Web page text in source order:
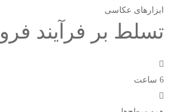
ابزارهای عکاسی
تسلط بر فرآیند
6 ساعت